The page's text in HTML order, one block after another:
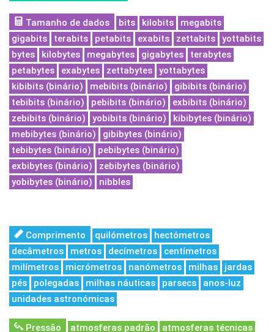
Tamanho de dados bits kilobits
megabits
gigabits
terabits petabits exabits zettabits
yottabits
bytes
kilobytes megabytes gigabytes
terabytes
petabytes
exabytes zettabytes
yottabytes
kibibits (binário)
mebibits (binário)
gibibits (binário)
tebibits (binário)
pebibits (binário)
exbibits (binário)
zebibits (binário)
yobibits (binário)
kibibytes (binário)
mebibytes (binário)
gibibytes (binário)
tebibytes (binário)
pebibytes (binário)
exbibytes (binário)
zebibytes (binário)
yobibytes (binário)
nibbles
Comprimento quilómetros
hectómetros
decâmetros
metros decímetros
centímetros
milímetros
micrómetros nanómetros milhas
jardas
pés
polegadas milhas náuticas parsecs
anos-luz
unidades astronómicas
Pressão atmosferas padrão
atmosferas técnicas